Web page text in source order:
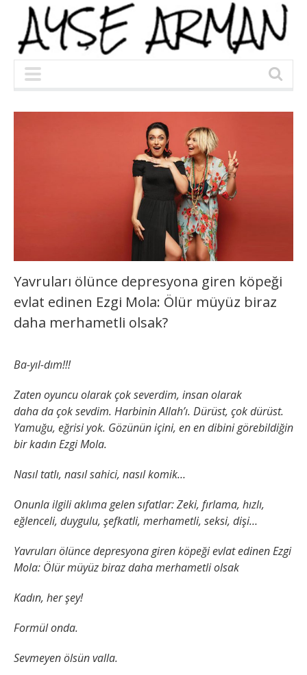
Yavruları ölünce depresyona giren köpeği
evlat edinen Ezgi Mola: Ölür müyüz biraz
daha merhametli olsak?
Ba-yıl-dım!!!
Zaten oyuncu olarak çok severdim, insan olarak
daha da çok sevdim. Harbinin Allah’ı. Dürüst, çok dürüst.
Yamuğu, eğrisi yok. Gözünün içini, en en dibini görebildiğin
bir kadın Ezgi Mola.
Nasıl tatlı, nasıl sahici, nasıl komik…
Onunla ilgili aklıma gelen sıfatlar: Zeki, fırlama, hızlı,
eğlenceli, duygulu, şefkatli, merhametli, seksi, dişi…
Yavruları ölünce depresyona giren köpeği evlat edinen Ezgi
Mola: Ölür müyüz biraz daha merhametli olsak
Kadın, her şey!
Formül onda.
Sevmeyen ölsün valla.